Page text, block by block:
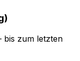
bis zum letzten